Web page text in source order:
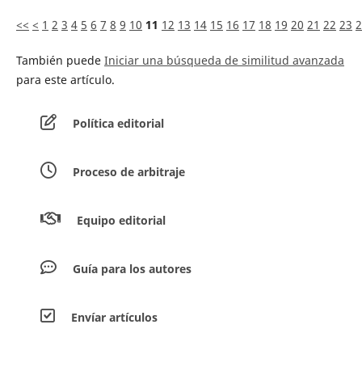
<< < 1 2 3 4 5 6 7 8 9 10 11 12 13 14 15 16 17 18 19 20 21 22 23
También puede Iniciar una búsqueda de similitud avanzada
para este artículo.
Política editorial
Proceso de arbitraje
Equipo editorial
Guía para los autores
Envíar artículos